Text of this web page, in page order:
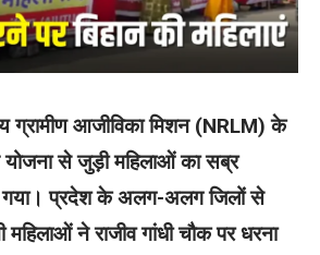
ग्रामीण आजीविका मिशन (NRLM) के
योजना से जुड़ी महिलाओं का सब्र
गया। प्रदेश के अलग-अलग जिलों से
महिलाओं ने राजीव गांधी चौक पर धरना